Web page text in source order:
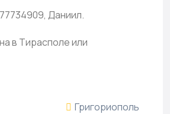
Даниил.
в Тирасполе или
Григориополь